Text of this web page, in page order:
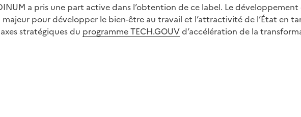
a pris une part active dans l’obtention de ce label. Le
majeur pour développer le bien-être au travail et l’attractivité de l’État en
stratégiques du programme TECH.GOUVd’accélération de la